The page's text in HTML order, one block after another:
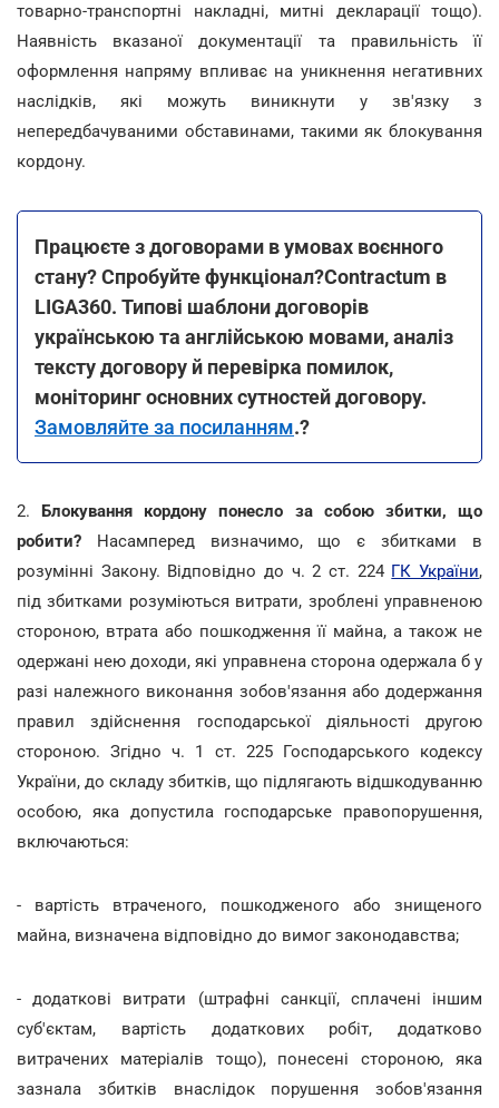
товарно-транспортні накладні, митні декларації тощо).
Наявність вказаної документації та правильність її
оформлення напряму впливає на уникнення негативних
наслідків, які можуть виникнути у зв'язку з
непередбачуваними обставинами, такими як блокування
кордону.
Працюєте з договорами в умовах воєнного
стану? Спробуйте функціонал?Contractum в
LIGA360. Типові шаблони договорів
українською та англійською мовами, аналіз
тексту договору й перевірка помилок,
моніторинг основних сутностей договору.
Замовляйте за посиланням.?
2.Блокування кордону понесло за собою збитки, що
робити? Насамперед визначимо, що є збитками в
розумінні Закону. Відповідно до ч. 2 ст. 224 ГК України,
під збитками розуміються витрати, зроблені управненою
стороною, втрата або пошкодження її майна, а також не
одержані нею доходи, які управнена сторона одержала б у
разі належного виконання зобов'язання або додержання
правил здійснення господарської діяльності другою
стороною. Згідно ч. 1 ст. 225 Господарського кодексу
України, до складу збитків, що підлягають відшкодуванню
особою, яка допустила господарське правопорушення,
включаються:
- вартість втраченого, пошкодженого або знищеного
майна, визначена відповідно до вимог законодавства;
- додаткові витрати (штрафні санкції, сплачені іншим
суб'єктам, вартість додаткових робіт, додатково
витрачених матеріалів тощо), понесені стороною, яка
зазнала збитків внаслідок порушення зобов'язання